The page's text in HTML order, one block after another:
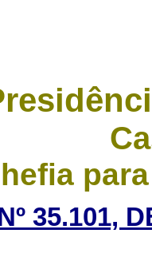
35.101,